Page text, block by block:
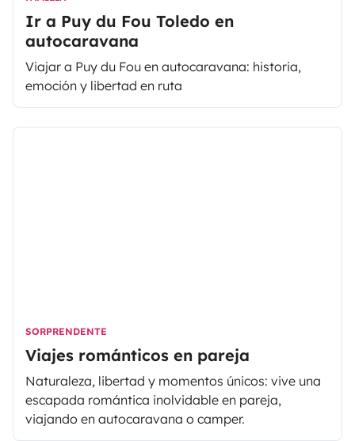
Ir a Puy du Fou Toledo en
autocaravana
Viajar a Puy du Fou en autocaravana: historia,
emoción y libertad en ruta
SORPRENDENTE
Viajes románticos en pareja
Naturaleza, libertad y momentos únicos: vive una
escapada romántica inolvidable en pareja,
viajando en autocaravana o camper.